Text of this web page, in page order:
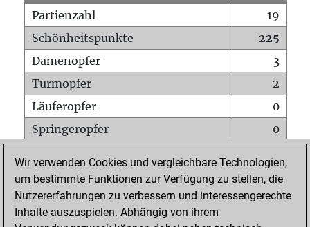
Partienzahl
19
Schönheitspunkte
225
Damenopfer
3
Turmopfer
2
Läuferopfer
0
Springeropfer
0
Matt auf vollem Brett
0
Bauer setzt Matt
0
Erstickte Matts
Wir verwenden Cookies und vergleichbare Technologien,
um bestimmte Funktionen zur Verfügung zu stellen, die
Nutzererfahrungen zu verbessern und interessengerechte
Inhalte auszuspielen. Abhängig von ihrem